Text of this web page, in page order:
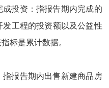
投资：指报告期内完成的
工程的投资额以及公益性
标是累计数据。
报告期内出售新建商品房